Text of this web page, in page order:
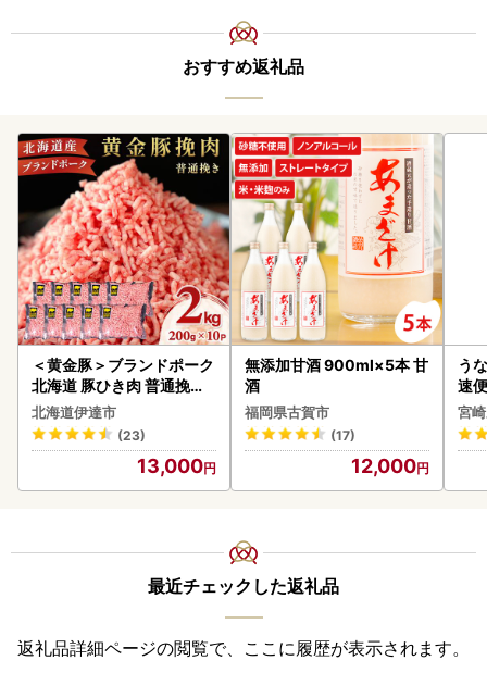
おすすめ返礼品
＜黄金豚＞ブランドポーク
北海道 豚ひき肉 普通挽き
200g 10パック 計2kg
北海道伊達市
(23)
13,000
無添加甘酒 900ml×5本 甘
酒
福岡県古賀市
(17)
12,000
う
速
g以
宮
最近チェックした返礼品
返礼品詳細ページの閲覧で、ここに履歴が表示されます。